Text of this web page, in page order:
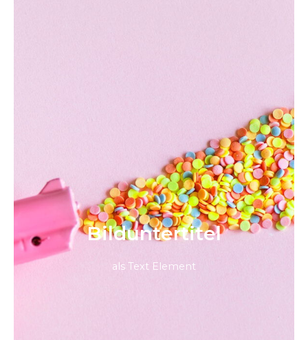
Bild­unter­titel
als Text Element